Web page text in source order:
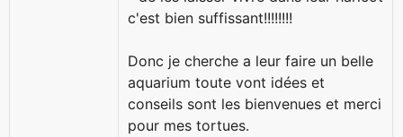
c'est bien suffissant!!!!!!!!
Donc je cherche a leur faire un belle
aquarium toute vont idées et
conseils sont les bienvenues et merci
pour mes tortues.